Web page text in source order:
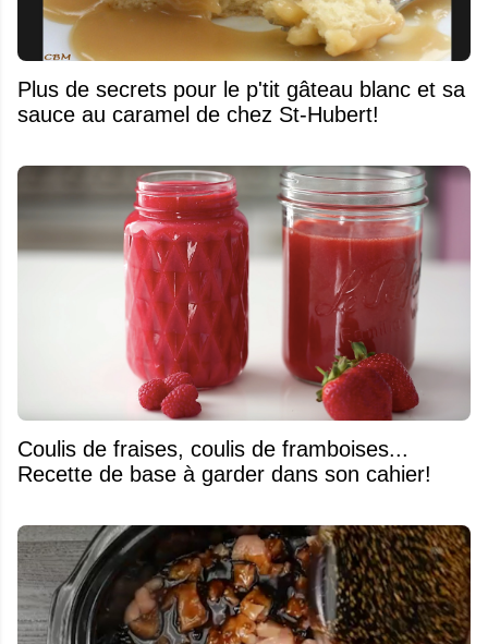
Plus de secrets pour le p'tit gâteau blanc et sa
sauce au caramel de chez St-Hubert!
Coulis de fraises, coulis de framboises...
Recette de base à garder dans son cahier!